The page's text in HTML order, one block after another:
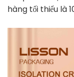
hàng tối thiểu là